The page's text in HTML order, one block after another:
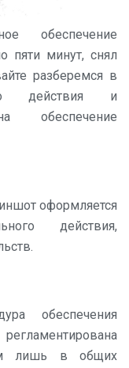
обеспечение
пяти минут, снял
разберемся в
действия и
обеспечение
оформляется
действия,
обеспечения
лишь в общих